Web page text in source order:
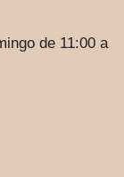
de 11:00 a